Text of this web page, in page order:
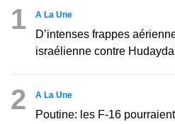
1 A La Une
D’intenses frappes
israélienne contre
2 A La Une
Poutine: les F-16